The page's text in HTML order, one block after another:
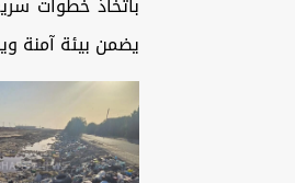
يضمن بيئة آمنة